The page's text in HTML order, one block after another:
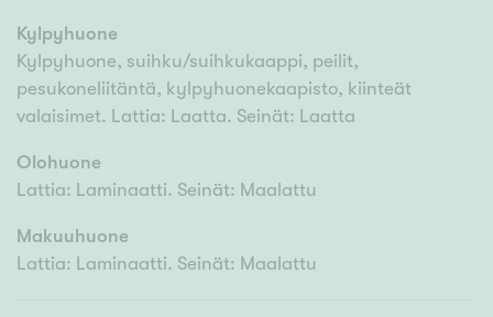
Kylpyhuone
Kylpyhuone, suihku/suihkukaappi, peilit,
pesukoneliitäntä, kylpyhuonekaapisto, kiinteät
valaisimet. Lattia: Laatta. Seinät: Laatta
Olohuone
Lattia: Laminaatti. Seinät: Maalattu
Makuuhuone
Lattia: Laminaatti. Seinät: Maalattu